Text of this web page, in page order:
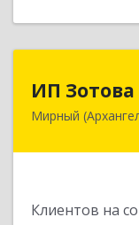
ИП
Мирный
Клиентов на